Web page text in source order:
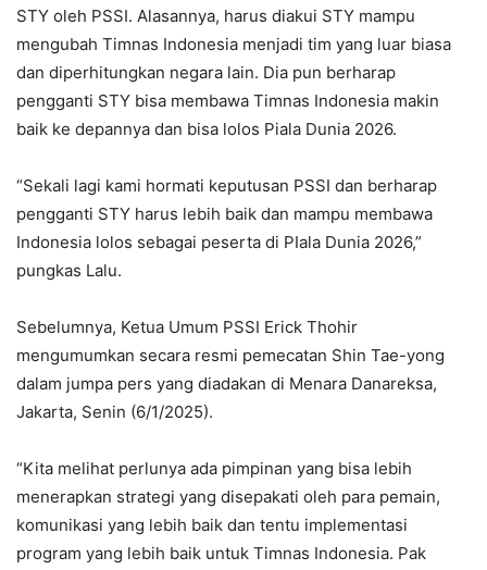
STY oleh PSSI. Alasannya, harus diakui STY mampu
mengubah Timnas Indonesia menjadi tim yang luar biasa
dan diperhitungkan negara lain. Dia pun berharap
pengganti STY bisa membawa Timnas Indonesia makin
baik ke depannya dan bisa lolos Piala Dunia 2026.
“Sekali lagi kami hormati keputusan PSSI dan berharap
pengganti STY harus lebih baik dan mampu membawa
Indonesia lolos sebagai peserta di PIala Dunia 2026,”
pungkas Lalu.
Sebelumnya, Ketua Umum PSSI Erick Thohir
mengumumkan secara resmi pemecatan Shin Tae-yong
dalam jumpa pers yang diadakan di Menara Danareksa,
Jakarta, Senin (6/1/2025).
“Kita melihat perlunya ada pimpinan yang bisa lebih
menerapkan strategi yang disepakati oleh para pemain,
komunikasi yang lebih baik dan tentu implementasi
program yang lebih baik untuk Timnas Indonesia. Pak